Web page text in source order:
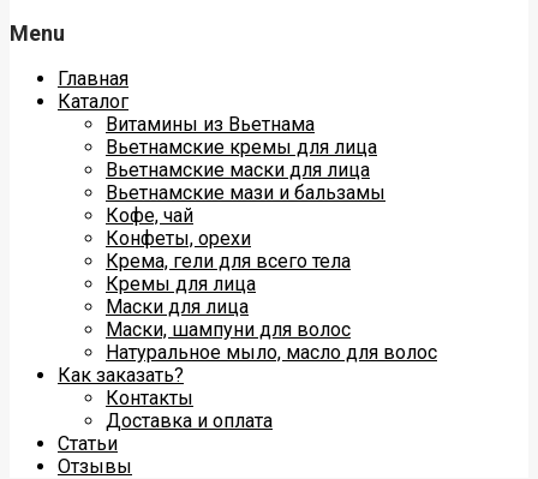
Menu
Главная
Каталог
Витамины из Вьетнама
Вьетнамские кремы для лица
Вьетнамские маски для лица
Вьетнамские мази и бальзамы
Кофе, чай
Конфеты, орехи
Крема, гели для всего тела
Кремы для лица
Маски для лица
Маски, шампуни для волос
Натуральное мыло, масло для волос
Как заказать?
Контакты
Доставка и оплата
Статьи
Отзывы